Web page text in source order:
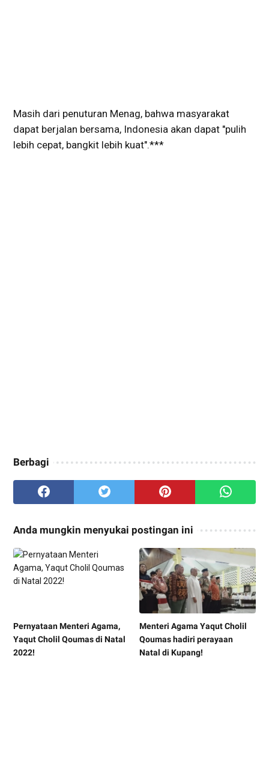
Masih dari penuturan Menag, bahwa masyarakat
dapat berjalan bersama, Indonesia akan dapat "pulih
lebih cepat, bangkit lebih kuat".***
Berbagi
Anda mungkin menyukai postingan ini
Pernyataan Menteri Agama,
Yaqut Cholil Qoumas di Natal
2022!
Menteri Agama Yaqut Cholil
Qoumas hadiri perayaan
Natal di Kupang!